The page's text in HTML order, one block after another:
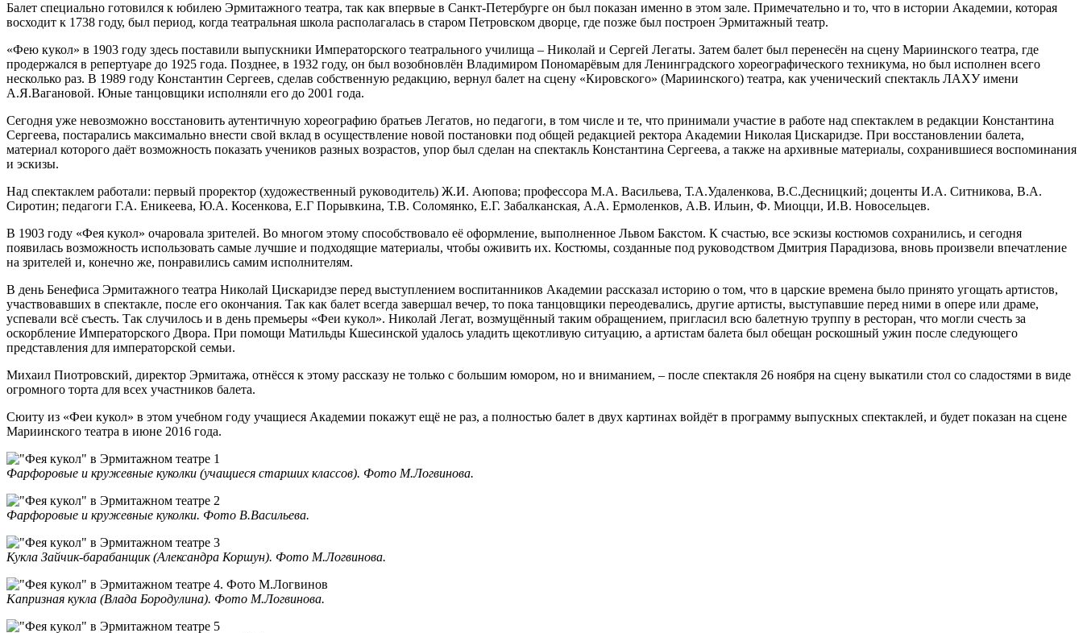
Балет специально готовился к юбилею Эрмитажного театра, так как впервые в Санкт-Петербурге он был показан именно в этом зале. Примечательно и то, что в истории Академии, которая
восходит к 1738 году, был период, когда театральная школа располагалась в старом Петровском дворце, где позже был построен Эрмитажный театр.
«Фею кукол» в 1903 году здесь поставили выпускники Императорского театрального училища – Николай и Сергей Легаты. Затем балет был перенесён на сцену Мариинского театра, где
продержался в репертуаре до 1925 года. Позднее, в 1932 году, он был возобновлён Владимиром Пономарёвым для Ленинградского хореографического техникума, но был исполнен всего
несколько раз. В 1989 году Константин Сергеев, сделав собственную редакцию, вернул балет на сцену «Кировского» (Мариинского) театра, как ученический спектакль ЛАХУ имени
А.Я.Вагановой. Юные танцовщики исполняли его до 2001 года.
Сегодня уже невозможно восстановить аутентичную хореографию братьев Легатов, но педагоги, в том числе и те, что принимали участие в работе над спектаклем в редакции Константина
Сергеева, постарались максимально внести свой вклад в осуществление новой постановки под общей редакцией ректора Академии Николая Цискаридзе. При восстановлении балета,
материал которого даёт возможность показать учеников разных возрастов, упор был сделан на спектакль Константина Сергеева, а также на архивные материалы, сохранившиеся воспоминания
и эскизы.
Над спектаклем работали: первый проректор (художественный руководитель) Ж.И. Аюпова; профессора М.А. Васильева, Т.А.Удаленкова, В.С.Десницкий; доценты И.А. Ситникова, В.А.
Сиротин; педагоги Г.А. Еникеева, Ю.А. Косенкова, Е.Г Порывкина, Т.В. Соломянко, Е.Г. Забалканская, А.А. Ермоленков, А.В. Ильин, Ф. Миоцци, И.В. Новосельцев.
В 1903 году «Фея кукол» очаровала зрителей. Во многом этому способствовало её оформление, выполненное Львом Бакстом. К счастью, все эскизы костюмов сохранились, и сегодня
появилась возможность использовать самые лучшие и подходящие материалы, чтобы оживить их. Костюмы, созданные под руководством Дмитрия Парадизова, вновь произвели впечатление
на зрителей и, конечно же, понравились самим исполнителям.
В день Бенефиса Эрмитажного театра Николай Цискаридзе перед выступлением воспитанников Академии рассказал историю о том, что в царские времена было принято угощать артистов,
участвовавших в спектакле, после его окончания. Так как балет всегда завершал вечер, то пока танцовщики переодевались, другие артисты, выступавшие перед ними в опере или драме,
успевали всё съесть. Так случилось и в день премьеры «Феи кукол». Николай Легат, возмущённый таким обращением, пригласил всю балетную труппу в ресторан, что могли счесть за
оскорбление Императорского Двора. При помощи Матильды Кшесинской удалось уладить щекотливую ситуацию, а артистам балета был обещан роскошный ужин после следующего
представления для императорской семьи.
Михаил Пиотровский, директор Эрмитажа, отнёсся к этому рассказу не только с большим юмором, но и вниманием, ­– после спектакля 26 ноября на сцену выкатили стол со сладостями в виде
огромного торта для всех участников балета.
Сюиту из «Феи кукол» в этом учебном году учащиеся Академии покажут ещё не раз, а полностью балет в двух картинах войдёт в программу выпускных спектаклей, и будет показан на сцене
Мариинского театра в июне 2016 года.
Фарфоровые и кружевные куколки (учащиеся старших классов). Фото М.Логвинова.
Фарфоровые и кружевные куколки. Фото В.Васильева.
Кукла Зайчик-барабанщик (Александра Коршун). Фото М.Логвинова.
Капризная кукла (Влада Бородулина). Фото М.Логвинова.